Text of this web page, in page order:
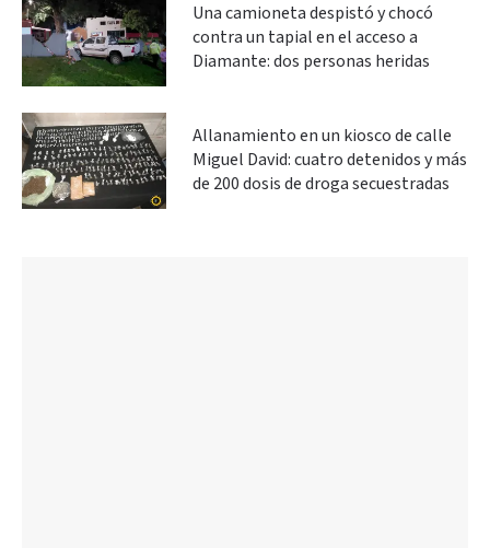
Una camioneta despistó y chocó
contra un tapial en el acceso a
Diamante: dos personas heridas
Allanamiento en un kiosco de calle
Miguel David: cuatro detenidos y más
de 200 dosis de droga secuestradas